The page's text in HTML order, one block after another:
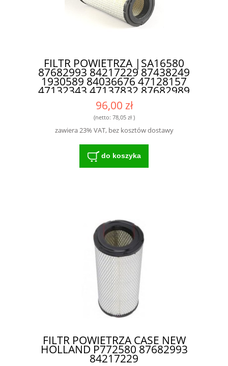
FILTR POWIETRZA |SA16580
87682993 84217229 87438249
1930589 84036676 47128157
47132343 47137832 87682989
76094056 | P828889 P772580
AF25352 AF25557 RS3544
0.900.0301.0 090003010 - WYDAJNY
FILTR POWIETRZA DO TRAKTORÓW
96,00 zł
(netto: 78,05 zł)
zawiera 23% VAT, bez kosztów dostawy
do koszyka
FILTR POWIETRZA CASE NEW
HOLLAND P772580 87682993
84217229